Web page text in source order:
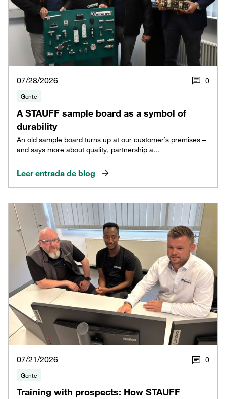
07/28/2026 0
Gente
A STAUFF sample board as a symbol of
durability
An old sample board turns up at our customer’s premises –
and says more about quality, partnership a...
Leer entrada de blog
07/21/2026 0
Gente
Training with prospects: How STAUFF